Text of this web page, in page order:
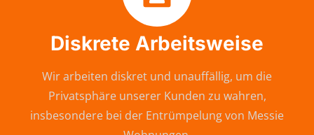
Diskrete Arbeitsweise
Wir arbeiten diskret und unauffällig, um die
Privatsphäre unserer Kunden zu wahren,
insbesondere bei der Entrümpelung von Messie